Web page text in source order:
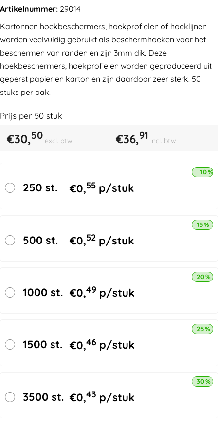
Artikelnummer: 29014
Kartonnen hoekbeschermers, hoekprofielen of hoeklijnen
worden veelvuldig gebruikt als beschermhoeken voor het
beschermen van randen en zijn 3mm dik. Deze
hoekbeschermers, hoekprofielen worden geproduceerd uit
geperst papier en karton en zijn daardoor zeer sterk. 50
stuks per pak.
Prijs per 50 stuk
€30,50 excl. btw €36,91 incl. btw
250 st. €0,55 p/stuk
10%
500 st. €0,52 p/stuk
15%
1000 st. €0,49 p/stuk
20%
1500 st. €0,46 p/stuk
25%
3500 st. €0,43 p/stuk
30%